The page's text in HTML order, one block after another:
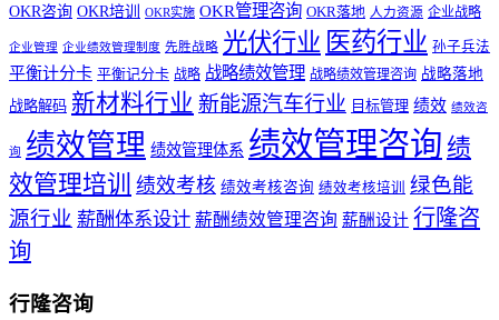
OKR咨询 OKR培训 OKR实施 OKR管理咨询 OKR落地 人力资源 企业战略
企业管理 企业绩效管理制度 先胜战略 光伏行业 医药行业 孙子兵法
平衡计分卡 平衡记分卡 战略 战略绩效管理 战略绩效管理咨询 战略落地
战略解码 新材料行业 新能源汽车行业 目标管理 绩效 绩效咨
询 绩效管理 绩效管理体系 绩效管理咨询 绩
效管理培训 绩效考核 绩效考核咨询 绩效考核培训
绿色能
源行业 薪酬体系设计 薪酬绩效管理咨询 薪酬设计 行隆咨
询
行隆咨询